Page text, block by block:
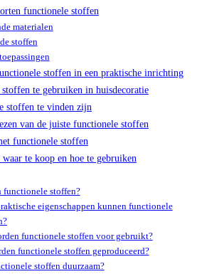
functionele stoffen
materialen
stoffen
stoffen in een praktische inrichting
te gebruiken in huisdecoratie
stoffen te vinden zijn
van de juiste functionele stoffen
functionele stoffen
te koop en hoe te gebruiken
functionele stoffen?
eigenschappen kunnen functionele
functionele stoffen voor gebruikt?
functionele stoffen geproduceerd?
stoffen duurzaam?